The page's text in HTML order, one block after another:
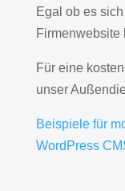
Egal ob es
Firmenwebsite
Für eine
unser
Beispiele für
WordPress